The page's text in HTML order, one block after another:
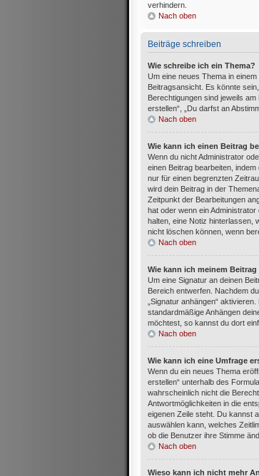
verhindern.
Nach oben
Beiträge schreiben
Wie schreibe ich ein Thema?
Um eine neues Thema in
Beitragsansicht. Es könnte
Berechtigungen sind jeweils
erstellen“, „Du darfst an
Nach oben
Wie kann ich einen Beitrag
Wenn du nicht Administrator
einen Beitrag bearbeiten,
nur für einen begrenzten
wird dein Beitrag in der
Zeitpunkt der Bearbeitungen
hat oder wenn ein
halten, eine Notiz hinterlassen,
nicht löschen können, wenn
Nach oben
Wie kann ich meinem
Um eine Signatur an deinen
Bereich entwerfen. Nachdem
„Signatur anhängen“
standardmäßige Anhängen
möchtest, so kannst du dort
Nach oben
Wie kann ich eine Umfrage
Wenn du ein neues Thema
erstellen“ unterhalb des
wahrscheinlich nicht die
Antwortmöglichkeiten in die
eigenen Zeile steht. Du kannst
auswählen kann, welches
ob die Benutzer ihre Stimme
Nach oben
Wieso kann ich nicht mehr